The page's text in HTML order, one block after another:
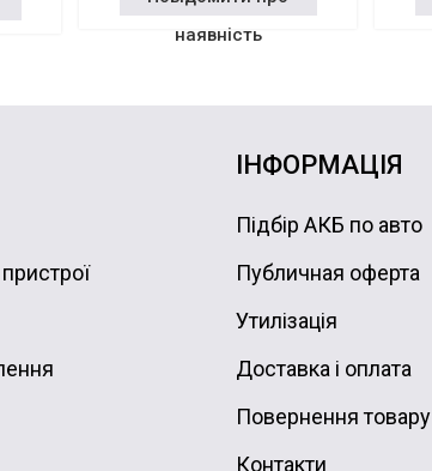
наявність
ІНФОРМАЦІЯ
Підбір АКБ по авто
Публичная оферта
Утилізація
Доставка і оплата
Повернення товару
Контакти